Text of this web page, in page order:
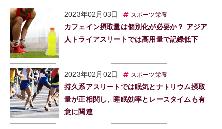
2023年02月03日 スポーツ栄養
カフェイン摂取量は個別化が必要か？ アジア
人トライアスリートでは高用量で記録低下
2023年02月02日 スポーツ栄養
持久系アスリートでは眠気とナトリウム摂取
量が正相関し、睡眠効率とレースタイムも有
意に関連